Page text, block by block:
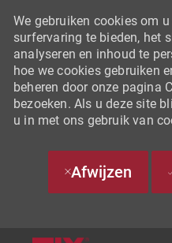
We gebruiken cookies om u
surfervaring te bieden, het
analyseren en inhoud te
hoe we cookies gebruiken
beheren door onze pagina
bezoeken. Als u deze site
u in met ons gebruik van
Afwijzen